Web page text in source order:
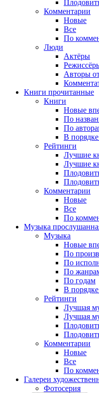
Комментарии
Новые
Все
По
Люди
Актёры
Авторы
Книги прочитанные
Книги
Новые
По
По
В
Рейтинги
Лучшие
Лучшие
Комментарии
Новые
Все
По
Музыка
Музыка
Новые
По
По
По
По годам
В
Рейтинги
Лучшая
Лучшая
Комментарии
Новые
Все
По
Галереи
Фотосерия